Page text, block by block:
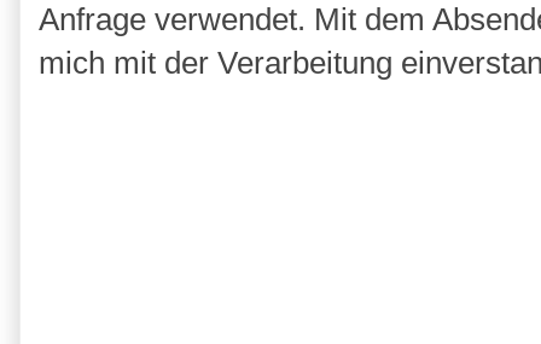
Anfrage verwendet. Mit dem
mich mit der Verarbeitung